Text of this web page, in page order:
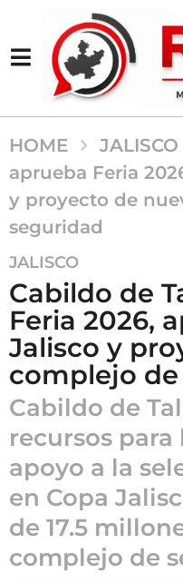
HOME JALISCO
aprueba Feria
y proyecto de
seguridad
5
m
e
s
e
s
a
g
o
m
e
s
e
s
JALISCO
Cabildo de
Feria 2026,
Jalisco y
complejo
Cabildo de
recursos para
apoyo a la
en Copa
de 17.5
complejo de